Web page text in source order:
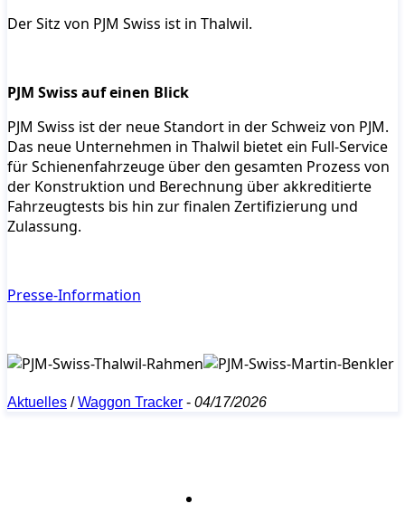
Der Sitz von PJM Swiss ist in Thalwil.
PJM Swiss auf einen Blick
PJM Swiss ist der neue Standort in der Schweiz von PJM.
Das neue Unternehmen in Thalwil bietet ein Full-Service
für Schienenfahrzeuge über den gesamten Prozess von
der Konstruktion und Berechnung über akkreditierte
Fahrzeugtests bis hin zur finalen Zertifizierung und
Zulassung.
Presse-Information
Aktuelles /Waggon Tracker - 04/17/2026